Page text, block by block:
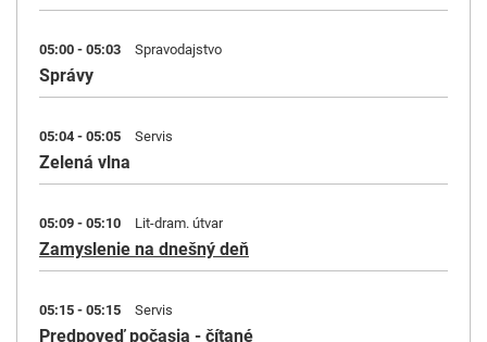
05:00 - 05:03 Spravodajstvo
Správy
05:04 - 05:05 Servis
Zelená vlna
05:09 - 05:10 Lit-dram. útvar
Zamyslenie na dnešný deň
05:15 - 05:15 Servis
Predpoveď počasia - čítané